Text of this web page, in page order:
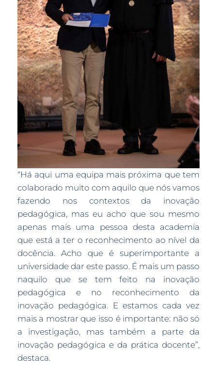
“Há aqui uma equipa mais próxima que tem
colaborado muito com aquilo que nós vamos
fazendo nos contextos da inovação
pedagógica, mas eu acho que sou mesmo
apenas mais uma pessoa desta academia
que está a ter o reconhecimento ao nível da
docência. Acho que é superimportante a
universidade dar este passo. É mais um passo
naquilo que se tem feito na inovação
pedagógica e no reconhecimento da
inovação pedagógica. E estamos cada vez
mais a mostrar que isso é importante: não só
a investigação, mas também a parte da
inovação pedagógica e da prática docente”,
destaca.